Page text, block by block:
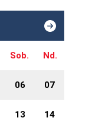
Sob. Nd.
06 07
13 14